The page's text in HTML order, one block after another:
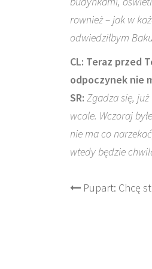
rownież – jak w
odwiedziłbym
CL: Teraz przed
odpoczynek nie
SR: Zgadza się,
wcale. Wczoraj
nie ma co
wtedy będzie
Post
Pupart: Chcę